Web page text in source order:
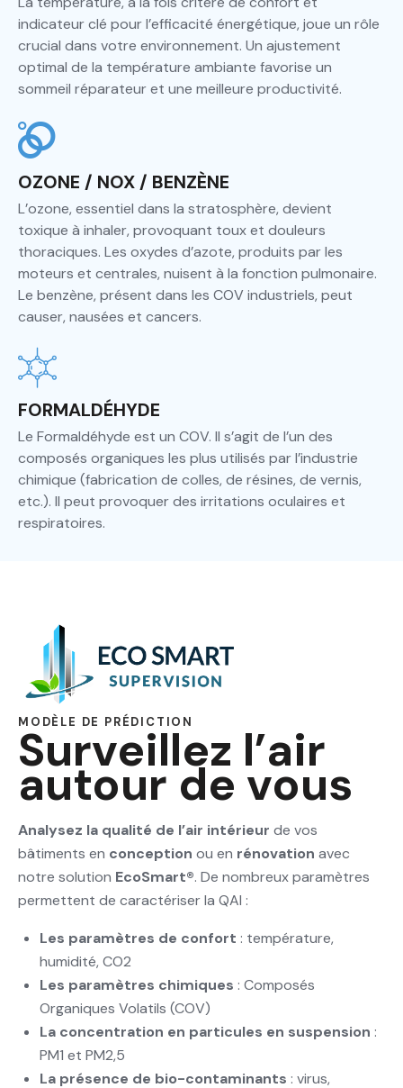
indicateur clé pour l’efficacité énergétique, joue un rôle
crucial dans votre environnement. Un ajustement
optimal de la température ambiante favorise un
sommeil réparateur et une meilleure productivité.
OZONE / NOX / BENZÈNE
L’ozone, essentiel dans la stratosphère, devient
toxique à inhaler, provoquant toux et douleurs
thoraciques. Les oxydes d’azote, produits par les
moteurs et centrales, nuisent à la fonction pulmonaire.
Le benzène, présent dans les COV industriels, peut
causer, nausées et cancers.
FORMALDÉHYDE
Le Formaldéhyde est un COV. Il s’agit de l’un des
composés organiques les plus utilisés par l’industrie
chimique (fabrication de colles, de résines, de vernis,
etc.). Il peut provoquer des irritations oculaires et
respiratoires.
MODÈLE DE PRÉDICTION
Surveillez l’air
autour de vous
Analysez la qualité de l’air intérieur de vos
bâtiments en conception ou en rénovation avec
notre solution EcoSmart®. De nombreux paramètres
permettent de caractériser la QAI :
Les paramètres de confort : température,
humidité, CO2
Les paramètres chimiques : Composés
Organiques Volatils (COV)
La concentration en particules en suspension :
PM1 et PM2,5
La présence de bio-contaminants : virus,